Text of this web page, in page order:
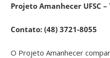
Projeto Amanhecer UFSC
Contato:(48) 3721-8055
O Projeto Amanhecer